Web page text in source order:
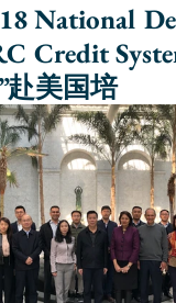
National
Credit
赴美国培